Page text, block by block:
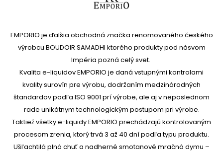
EMPORIO je ďalšia obchodná značka renomovaného českého
výrobcu BOUDOIR SAMADHI ktorého produkty pod násvom
Impéria pozná celý svet.
Kvalita e-liquidov EMPORIO je daná vstupnými kontrolami
kvality surovín pre výrobu, dodržaním medzinárodných
štandardov podľa ISO 9001 prí výrobe, ale aj v neposlednom
rade unikátnym technologickým postupom pri výrobe.
Taktiež všetky e-liquidy EMPORIO prechádzajú kontrolovaným
procesom zrenia, ktorý trvá 3 až 40 dní podľa typu produktu.
Ušľachtilá plná chuť a nadherné smotanové mračná dymu –